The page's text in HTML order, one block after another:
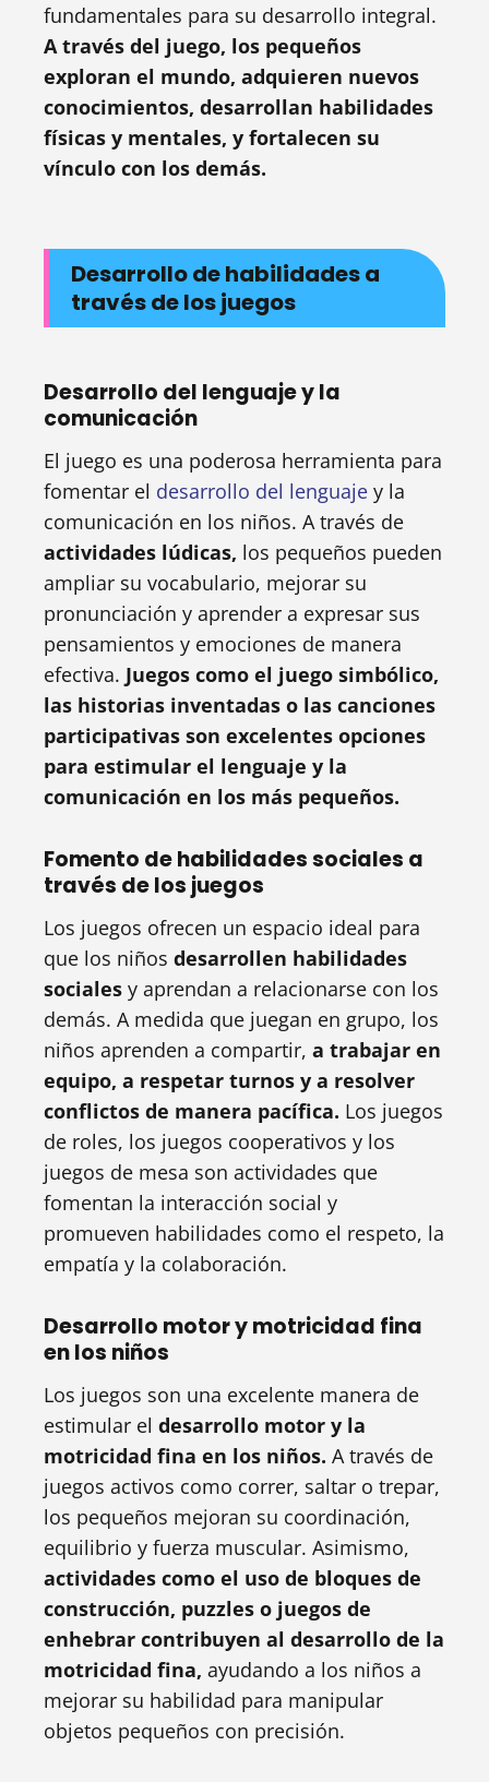
fundamentales para su desarrollo integral.
A través del juego, los pequeños
exploran el mundo, adquieren nuevos
conocimientos, desarrollan habilidades
físicas y mentales, y fortalecen su
vínculo con los demás.
Desarrollo de habilidades a
través de los juegos
Desarrollo del lenguaje y la
comunicación
El juego es una poderosa herramienta para
fomentar el desarrollo del lenguaje y la
comunicación en los niños. A través de
actividades lúdicas, los pequeños pueden
ampliar su vocabulario, mejorar su
pronunciación y aprender a expresar sus
pensamientos y emociones de manera
efectiva. Juegos como el juego simbólico,
las historias inventadas o las canciones
participativas son excelentes opciones
para estimular el lenguaje y la
comunicación en los más pequeños.
Fomento de habilidades sociales a
través de los juegos
Los juegos ofrecen un espacio ideal para
que los niños desarrollen habilidades
sociales y aprendan a relacionarse con los
demás. A medida que juegan en grupo, los
niños aprenden a compartir, a trabajar en
equipo, a respetar turnos y a resolver
conflictos de manera pacífica. Los juegos
de roles, los juegos cooperativos y los
juegos de mesa son actividades que
fomentan la interacción social y
promueven habilidades como el respeto, la
empatía y la colaboración.
Desarrollo motor y motricidad fina
en los niños
Los juegos son una excelente manera de
estimular el desarrollo motor y la
motricidad fina en los niños. A través de
juegos activos como correr, saltar o trepar,
los pequeños mejoran su coordinación,
equilibrio y fuerza muscular. Asimismo,
actividades como el uso de bloques de
construcción, puzzles o juegos de
enhebrar contribuyen al desarrollo de la
motricidad fina, ayudando a los niños a
mejorar su habilidad para manipular
objetos pequeños con precisión.